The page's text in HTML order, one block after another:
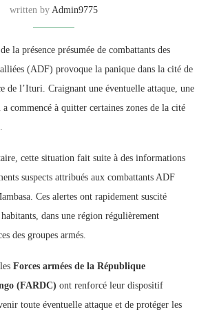
written by Admin9775
la présence présumée de combattants des
(ADF) provoque la panique dans la cité de
de l’Ituri. Craignant une éventuelle attaque, une
commencé à quitter certaines zones de la cité
cette situation fait suite à des informations
suspects attribués aux combattants ADF
Ces alertes ont rapidement suscité
dans une région régulièrement
des groupes armés.
Forces armées de la République
(FARDC) ont renforcé leur dispositif
toute éventuelle attaque et de protéger les